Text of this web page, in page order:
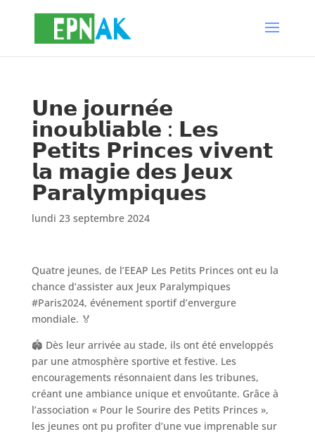
𝗨𝗻𝗲 𝗷𝗼𝘂𝗿𝗻𝗲́𝗲
𝗶𝗻𝗼𝘂𝗯𝗹𝗶𝗮𝗯𝗹𝗲 : 𝗟𝗲𝘀
𝗣𝗲𝘁𝗶𝘁𝘀 𝗣𝗿𝗶𝗻𝗰𝗲𝘀 𝘃𝗶𝘃𝗲𝗻𝘁
𝗹𝗮 𝗺𝗮𝗴𝗶𝗲 𝗱𝗲𝘀 𝗝𝗲𝘂𝘅
𝗣𝗮𝗿𝗮𝗹𝘆𝗺𝗽𝗶𝗾𝘂𝗲𝘀
lundi 23 septembre 2024
Quatre jeunes, de l’EEAP Les Petits Princes ont eu la
chance d’assister aux Jeux Paralympiques
#Paris2024, événement sportif d’envergure
mondiale. 🏅
🏟️ Dès leur arrivée au stade, ils ont été enveloppés
par une atmosphère sportive et festive. Les
encouragements résonnaient dans les tribunes,
créant une ambiance unique et envoûtante. Grâce à
l’association « Pour le Sourire des Petits Princes »,
les jeunes ont pu profiter d’une vue imprenable sur